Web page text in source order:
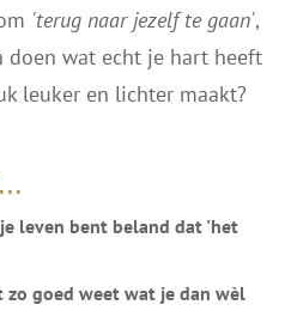
'terug naar jezelf te gaan',
doen wat echt je hart heeft
leuker en lichter maakt?
leven bent beland dat 'het
goed weet wat je dan wèl